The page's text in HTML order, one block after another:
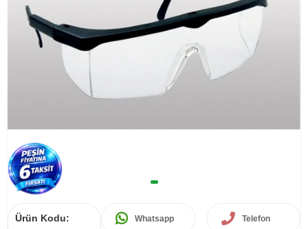
Ürün Kodu: Whatsapp Telefon